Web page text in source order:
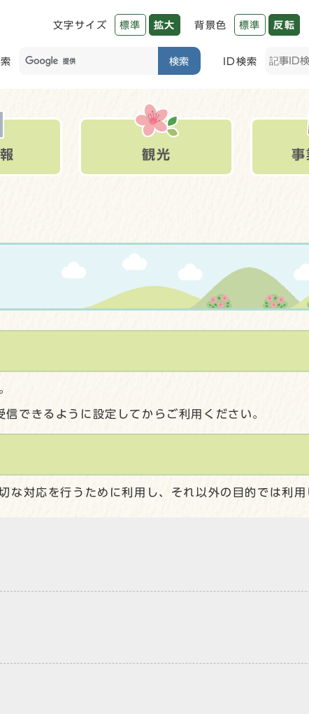
文字サイズ 標準 拡大 背景色 標準 反転
検索 ID検索
観光 事
きるように設定してからご利用ください。
対応を行うために利用し、それ以外の目的では利用